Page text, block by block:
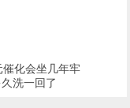
化会坐几年牢
洗一回了